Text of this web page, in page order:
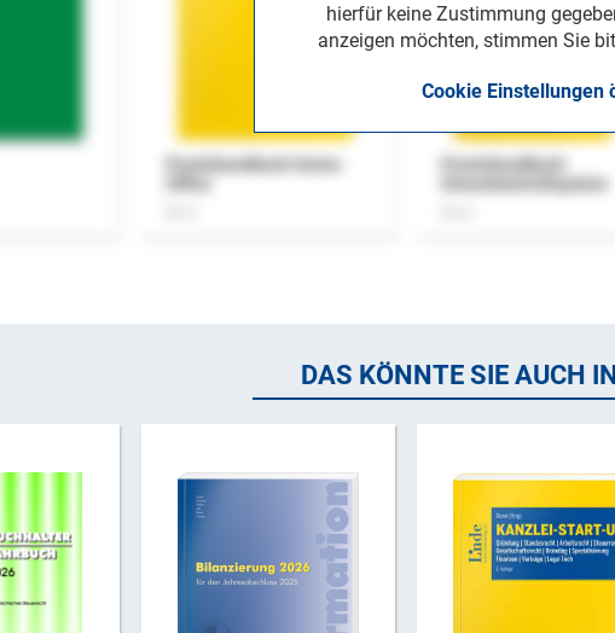
hierfür keine Zustimmung
anzeigen möchten, stimmen Sie
Cookie Einstellungen
Praxishandbuch Home-
Praxishandbuch
DAS KÖNNTE SIE AUCH